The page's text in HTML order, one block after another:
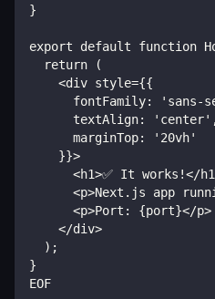
}
export default function
  return (
    <div style={{
fontFamily: 'sans-
textAlign:
      marginTop: '20vh'
    }}>
<h1>✅ It works!</
<p>Next.js app
      <p>Port: {port}</p>
    </div>
  );
}
EOF